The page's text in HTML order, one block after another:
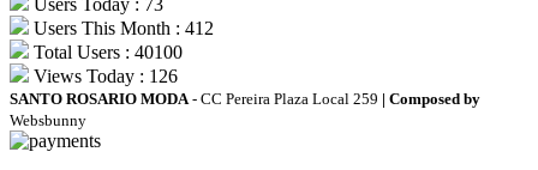
Users Today : 73
Users This Month : 412
Total Users : 40100
Views Today : 126
SANTO ROSARIO MODA- CC Pereira Plaza Local 259 | Composed by
Websbunny